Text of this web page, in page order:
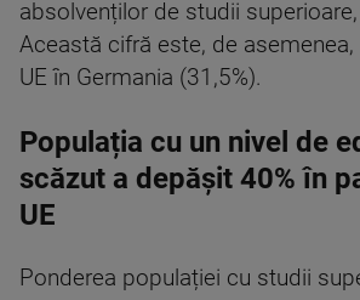
absolvenților de studii
Această cifră este, de
UE în Germania (31,5%).
Populația cu un nivel de
scăzut a depășit 40% în
UE
Ponderea populației cu studii